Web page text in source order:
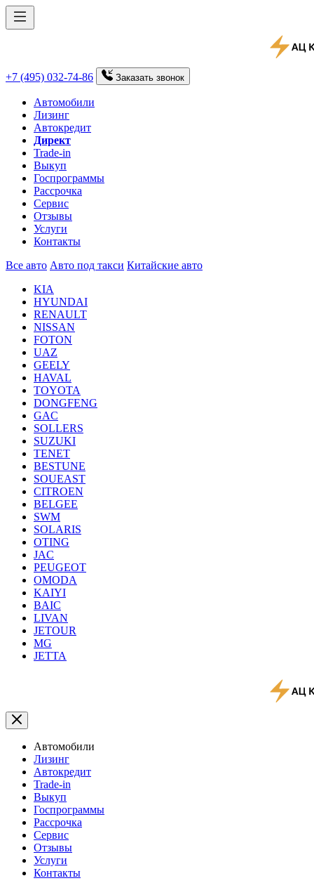
+7 (495) 032-74-86 Заказать звонок
Автомобили
Лизинг
Автокредит
Директ
Trade-in
Выкуп
Госпрограммы
Рассрочка
Сервис
Отзывы
Услуги
Контакты
Все авто Авто под такси Китайские авто
KIA
HYUNDAI
RENAULT
NISSAN
FOTON
UAZ
GEELY
HAVAL
TOYOTA
DONGFENG
GAC
SOLLERS
SUZUKI
TENET
BESTUNE
SOUEAST
CITROEN
BELGEE
SWM
SOLARIS
OTING
JAC
PEUGEOT
OMODA
KAIYI
BAIC
LIVAN
JETOUR
MG
JETTA
Автомобили
Лизинг
Автокредит
Trade-in
Выкуп
Госпрограммы
Рассрочка
Сервис
Отзывы
Услуги
Контакты